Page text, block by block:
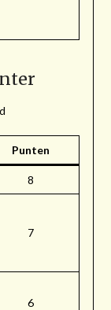
Punten
8
7
6